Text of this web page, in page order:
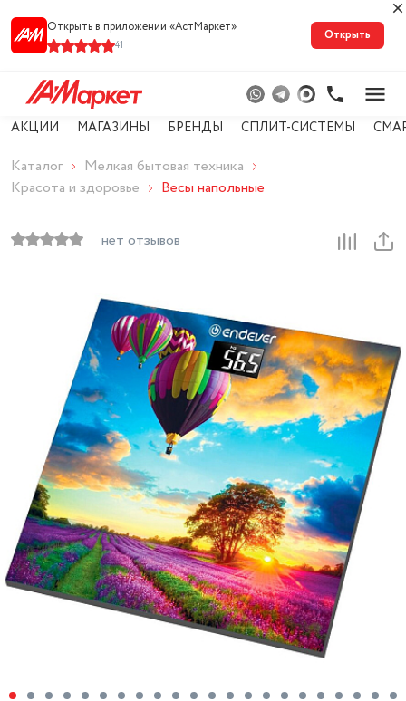
Открыть в приложении «АстМарке‪т‬»
41
Открыть
АКЦИИ МАГАЗИНЫ БРЕНДЫ СПЛИТ-СИСТЕМЫ
Каталог
Мелкая бытовая техника
Красота и здоровье
Весы напольные
нет отзывов